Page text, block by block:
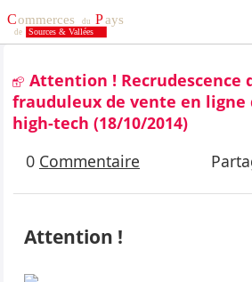
Attention ! Recrudescence
frauduleux de vente en ligne
high-tech (18/10/2014)
0 Commentaire
Attention !